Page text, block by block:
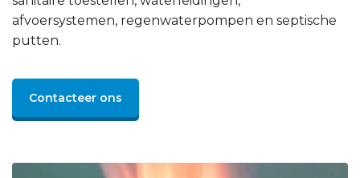
afvoersystemen, regenwaterpompen en septische
putten.
Contacteer ons